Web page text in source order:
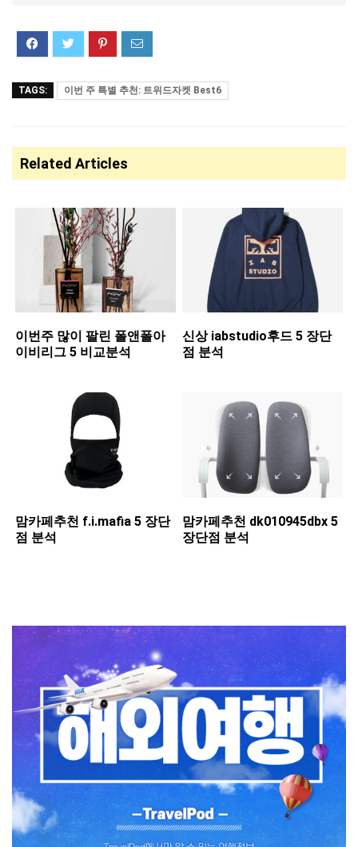
TAGS: 이번 주 특별 추천: 트위드자켓 Best6
Related Articles
이번주 많이 팔린 ​폴앤폴아
이비리그 5 비교분석
신상 ​iabstudio후드 5 장단
점 분석
맘카페추천 ​f.i.mafia 5 장단
점 분석
맘카페추천 ​dk010945dbx 5
장단점 분석